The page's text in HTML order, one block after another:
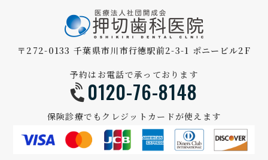
〒272-0133 千葉県市川市行徳駅前2-3-1 ポニービル2F
予約はお電話で承っております
0120-76-8148
保険診療でもクレジットカードが使えます